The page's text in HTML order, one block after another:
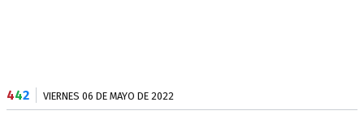
442 VIERNES 06 DE MAYO DE 2022